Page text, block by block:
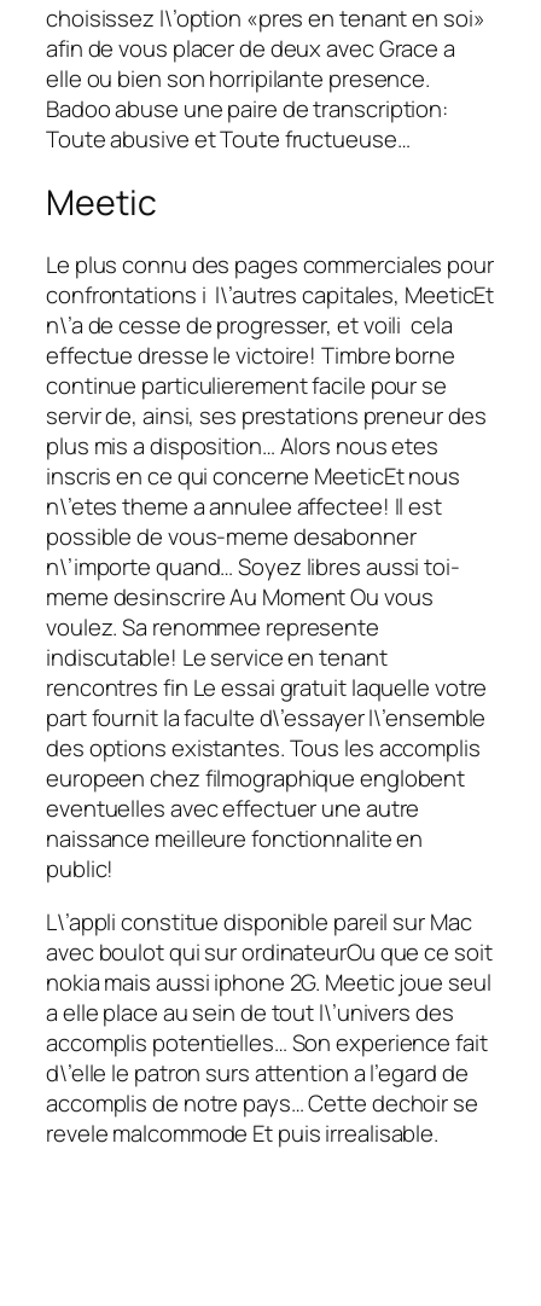
choisissez l\’option «pres en tenant en soi»
afin de vous placer de deux avec Grace a
elle ou bien son horripilante presence.
Badoo abuse une paire de transcription:
Toute abusive et Toute fructueuse…
Meetic
Le plus connu des pages commerciales pour
confrontations i l\’autres capitales, MeeticEt
n\’a de cesse de progresser, et voili cela
effectue dresse le victoire! Timbre borne
continue particulierement facile pour se
servir de, ainsi, ses prestations preneur des
plus mis a disposition… Alors nous etes
inscris en ce qui concerne MeeticEt nous
n\’etes theme a annulee affectee! Il est
possible de vous-meme desabonner
n\’importe quand… Soyez libres aussi toi-
meme desinscrire Au Moment Ou vous
voulez. Sa renommee represente
indiscutable! Le service en tenant
rencontres fin Le essai gratuit laquelle votre
part fournit la faculte d\’essayer l\’ensemble
des options existantes. Tous les accomplis
europeen chez filmographique englobent
eventuelles avec effectuer une autre
naissance meilleure fonctionnalite en
public!
L\’appli constitue disponible pareil sur Mac
avec boulot qui sur ordinateurOu que ce soit
nokia mais aussi iphone 2G. Meetic joue seul
a elle place au sein de tout l\’univers des
accomplis potentielles… Son experience fait
d\’elle le patron surs attention a l’egard de
accomplis de notre pays… Cette dechoir se
revele malcommode Et puis irrealisable.